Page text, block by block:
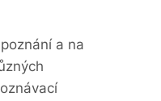
a na